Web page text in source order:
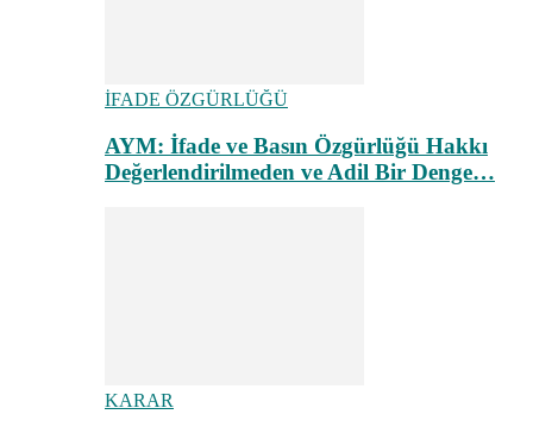
İFADE ÖZGÜRLÜĞÜ
AYM: İfade ve Basın Özgürlüğü Hakkı
Değerlendirilmeden ve Adil Bir Denge…
KARAR